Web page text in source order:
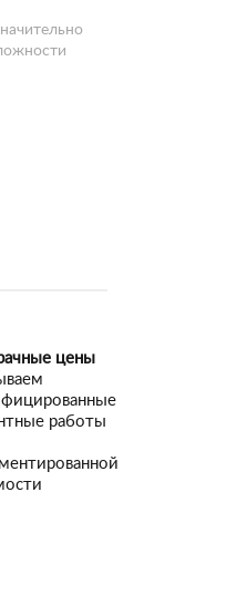
цены
работы